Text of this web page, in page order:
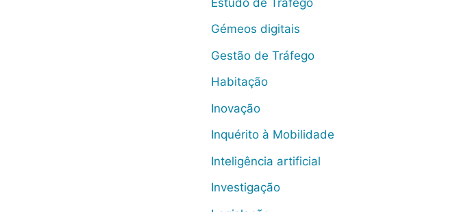
Gémeos digitais
Gestão de Tráfego
Habitação
Inovação
Inquérito à Mobilidade
Inteligência artificial
Investigação